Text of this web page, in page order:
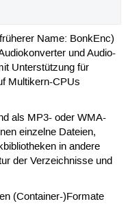
Name: BonkEnc)
und Audio-
Unterstützung für
Multikern-CPUs
als MP3- oder WMA-
einzelne Dateien,
in andere
der Verzeichnisse und
(Container-)Formate